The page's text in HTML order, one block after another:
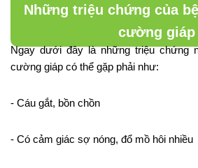
Những triệu chứng của
cường giáp
Ngay dưới đây là những triệu chứng
cường giáp có thể gặp phải như:
- Cáu gắt, bồn chồn
- Có cảm giác sợ nóng, đổ mồ hôi nhiều